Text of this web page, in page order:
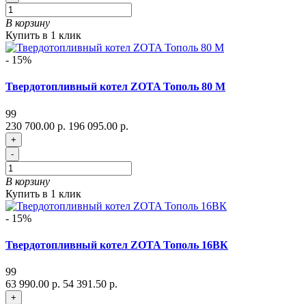
В корзину
Купить в 1 клик
- 15%
Твердотопливный котел ZOTA Тополь 80 М
99
230 700.00 р. 196 095.00 р.
+
-
В корзину
Купить в 1 клик
- 15%
Твердотопливный котел ZOTA Тополь 16ВК
99
63 990.00 р. 54 391.50 р.
+